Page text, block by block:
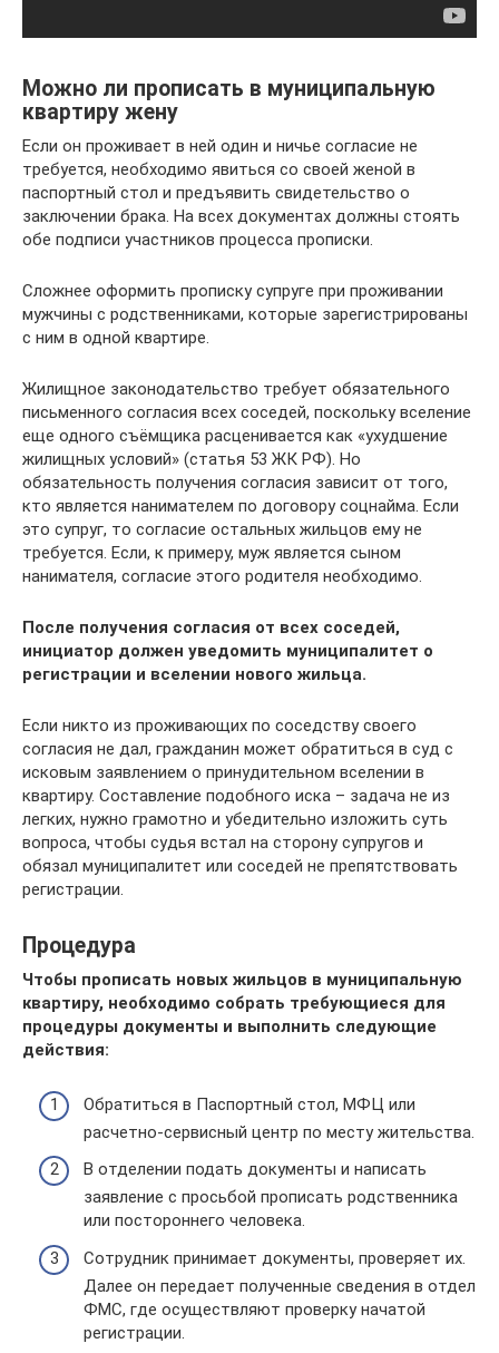
Можно ли прописать в муниципальную
квартиру жену
Если он проживает в ней один и ничье согласие не
требуется, необходимо явиться со своей женой в
паспортный стол и предъявить свидетельство о
заключении брака. На всех документах должны стоять
обе подписи участников процесса прописки.
Сложнее оформить прописку супруге при проживании
мужчины с родственниками, которые зарегистрированы
с ним в одной квартире.
Жилищное законодательство требует обязательного
письменного согласия всех соседей, поскольку вселение
еще одного съёмщика расценивается как «ухудшение
жилищных условий» (статья 53 ЖК РФ). Но
обязательность получения согласия зависит от того,
кто является нанимателем по договору соцнайма. Если
это супруг, то согласие остальных жильцов ему не
требуется. Если, к примеру, муж является сыном
нанимателя, согласие этого родителя необходимо.
После получения согласия от всех соседей,
инициатор должен уведомить муниципалитет о
регистрации и вселении нового жильца.
Если никто из проживающих по соседству своего
согласия не дал, гражданин может обратиться в суд с
исковым заявлением о принудительном вселении в
квартиру. Составление подобного иска – задача не из
легких, нужно грамотно и убедительно изложить суть
вопроса, чтобы судья встал на сторону супругов и
обязал муниципалитет или соседей не препятствовать
регистрации.
Процедура
Чтобы прописать новых жильцов в муниципальную
квартиру, необходимо собрать требующиеся для
процедуры документы и выполнить следующие
действия:
Обратиться в Паспортный стол, МФЦ или
расчетно-сервисный центр по месту жительства.
В отделении подать документы и написать
заявление с просьбой прописать родственника
или постороннего человека.
Сотрудник принимает документы, проверяет их.
Далее он передает полученные сведения в отдел
ФМС, где осуществляют проверку начатой
регистрации.